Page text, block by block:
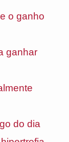
o ganho
ganhar
do dia